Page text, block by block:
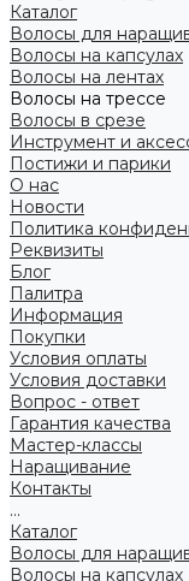
Каталог
Волосы для
Волосы на капсулах
Волосы на лентах
Волосы на трессе
Волосы в срезе
Инструмент и
Постижи и парики
О нас
Новости
Политика
Реквизиты
Блог
Палитра
Информация
Покупки
Условия оплаты
Условия доставки
Вопрос - ответ
Гарантия качества
Мастер-классы
Наращивание
Контакты
...
Каталог
Волосы для
Волосы на капсулах